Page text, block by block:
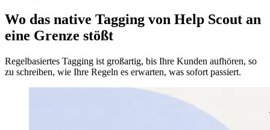
Wo das native Tagging von Help Scout an
eine Grenze stößt
Regelbasiertes Tagging ist großartig, bis Ihre Kunden aufhören, so
zu schreiben, wie Ihre Regeln es erwarten, was sofort passiert.